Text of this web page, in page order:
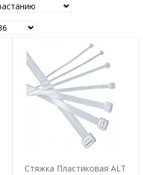
Стяжка Пластиковая ALT